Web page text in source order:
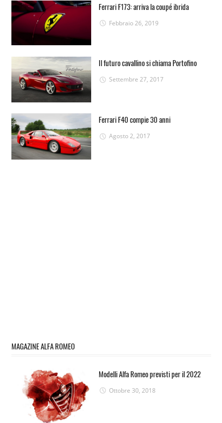
Ferrari F173: arriva la coupé ibrida
Febbraio 26, 2019
Il futuro cavallino si chiama Portofino
Settembre 27, 2017
Ferrari F40 compie 30 anni
Agosto 2, 2017
MAGAZINE ALFA ROMEO
Modelli Alfa Romeo previsti per il 2022
Ottobre 30, 2018